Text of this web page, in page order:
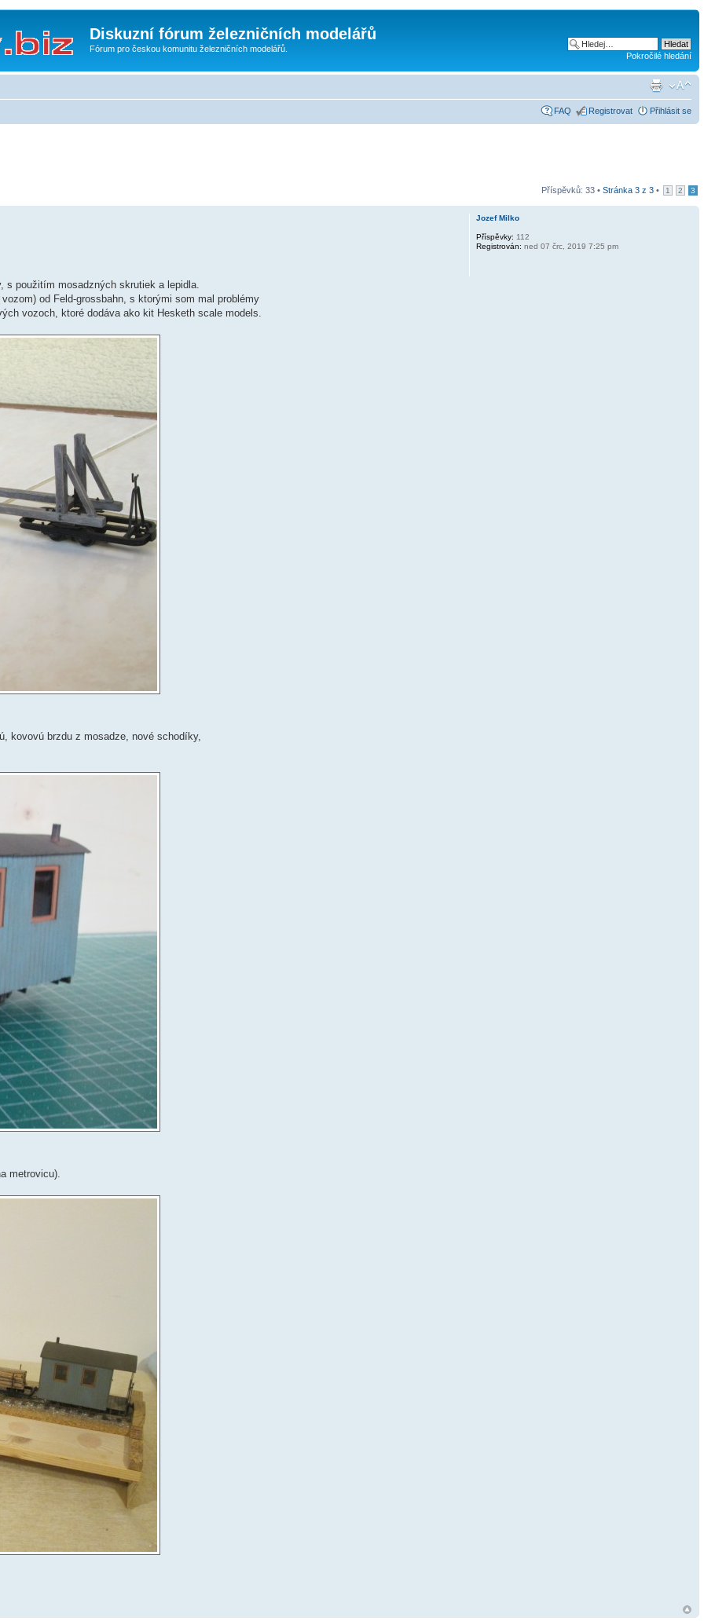
Diskuzní fórum železničních modelářů
Fórum pro českou komunitu železničních modelářů.
Pokročilé hledání
FAQ Registrovat Přihlásit se
Příspěvků: 33 • Stránka 3 z 3 • 1 2 3
s použitím mosadzných skrutiek a lepidla.
od Feld-grossbahn, s ktorými som mal problémy
vozoch, ktoré dodáva ako kit Hesketh scale models.
kovovú brzdu z mosadze, nové schodíky,
metrovicu).
Jozef Milko
Příspěvky: 112
Registrován: ned 07 črc, 2019 7:25 pm